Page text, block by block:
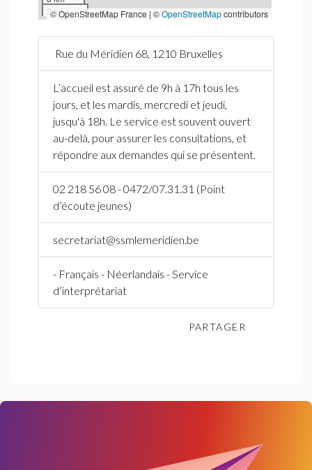
2 mi
© OpenStreetMap France | ©OpenStreetMapcontributors
Rue du Méridien 68, 1210 Bruxelles
L’accueil est assuré de 9h à 17h tous les
jours, et les mardis, mercredi et jeudi,
jusqu'à 18h. Le service est souvent ouvert
au-delà, pour assurer les consultations, et
répondre aux demandes qui se présentent.
02 218 56 08 - 0472/07.31.31 (Point
d’écoute jeunes)
secretariat@ssmlemeridien.be
- Français - Néerlandais - Service
d’interprétariat
PARTAGER